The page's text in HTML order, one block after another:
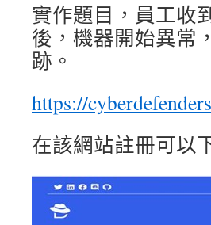
實作題目，員工收
後，機器開始異常
跡。
https://
在該網站註冊可以